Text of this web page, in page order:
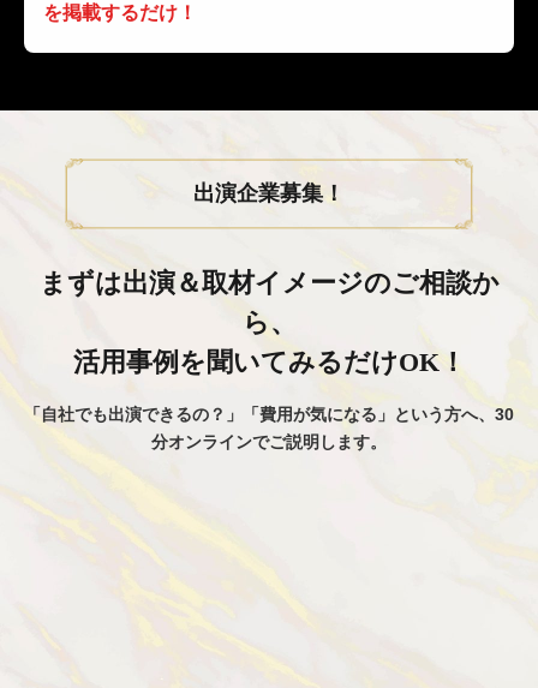
を掲載するだけ！
出演企業募集！
まずは出演＆取材イメージのご相談か
ら、
活用事例を聞いてみるだけOK！
「自社でも出演できるの？」「費用が気になる」という方へ、30
分オンラインでご説明します。